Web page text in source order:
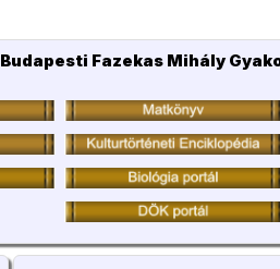
Budapesti Fazekas Mihály